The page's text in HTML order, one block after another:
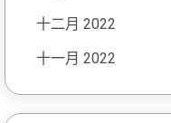
十二月 2022
十一月 2022